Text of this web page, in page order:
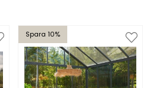
Spara 10%